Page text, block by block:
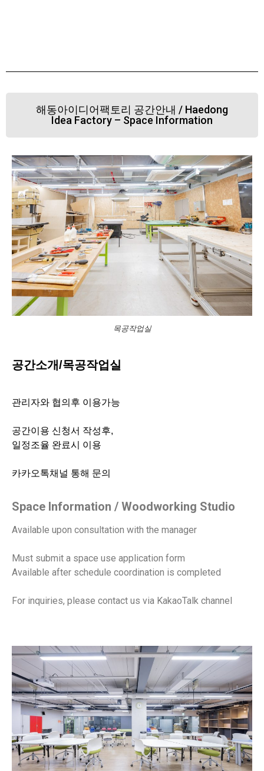
해동아이디어팩토리 공간안내 / Haedong
Idea Factory – Space Information
목공작업실
공간소개/목공작업실
관리자와 협의후 이용가능
공간이용 신청서 작성후,
일정조율 완료시 이용
카카오톡채널 통해 문의
Space Information / Woodworking Studio
Available upon consultation with the manager
Must submit a space use application form
Available after schedule coordination is completed
For inquiries, please contact us via KakaoTalk channel